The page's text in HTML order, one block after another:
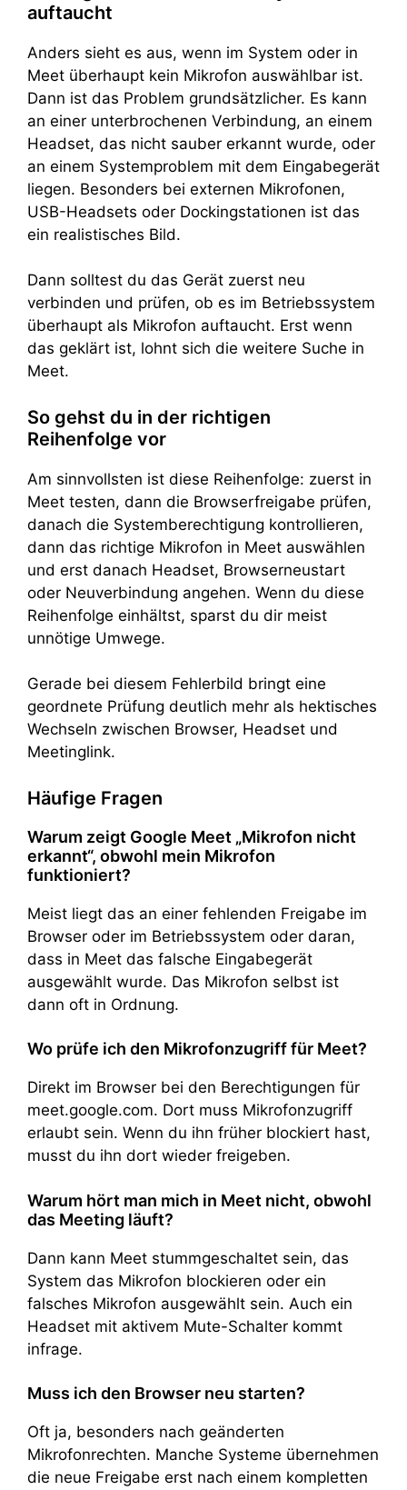
auftaucht
Anders sieht es aus, wenn im System oder in
Meet überhaupt kein Mikrofon auswählbar ist.
Dann ist das Problem grundsätzlicher. Es kann
an einer unterbrochenen Verbindung, an einem
Headset, das nicht sauber erkannt wurde, oder
an einem Systemproblem mit dem Eingabegerät
liegen. Besonders bei externen Mikrofonen,
USB-Headsets oder Dockingstationen ist das
ein realistisches Bild.
Dann solltest du das Gerät zuerst neu
verbinden und prüfen, ob es im Betriebssystem
überhaupt als Mikrofon auftaucht. Erst wenn
das geklärt ist, lohnt sich die weitere Suche in
Meet.
So gehst du in der richtigen
Reihenfolge vor
Am sinnvollsten ist diese Reihenfolge: zuerst in
Meet testen, dann die Browserfreigabe prüfen,
danach die Systemberechtigung kontrollieren,
dann das richtige Mikrofon in Meet auswählen
und erst danach Headset, Browserneustart
oder Neuverbindung angehen. Wenn du diese
Reihenfolge einhältst, sparst du dir meist
unnötige Umwege.
Gerade bei diesem Fehlerbild bringt eine
geordnete Prüfung deutlich mehr als hektisches
Wechseln zwischen Browser, Headset und
Meetinglink.
Häufige Fragen
Warum zeigt Google Meet „Mikrofon nicht
erkannt“, obwohl mein Mikrofon
funktioniert?
Meist liegt das an einer fehlenden Freigabe im
Browser oder im Betriebssystem oder daran,
dass in Meet das falsche Eingabegerät
ausgewählt wurde. Das Mikrofon selbst ist
dann oft in Ordnung.
Wo prüfe ich den Mikrofonzugriff für Meet?
Direkt im Browser bei den Berechtigungen für
meet.google.com. Dort muss Mikrofonzugriff
erlaubt sein. Wenn du ihn früher blockiert hast,
musst du ihn dort wieder freigeben.
Warum hört man mich in Meet nicht, obwohl
das Meeting läuft?
Dann kann Meet stummgeschaltet sein, das
System das Mikrofon blockieren oder ein
falsches Mikrofon ausgewählt sein. Auch ein
Headset mit aktivem Mute-Schalter kommt
infrage.
Muss ich den Browser neu starten?
Oft ja, besonders nach geänderten
Mikrofonrechten. Manche Systeme übernehmen
die neue Freigabe erst nach einem kompletten